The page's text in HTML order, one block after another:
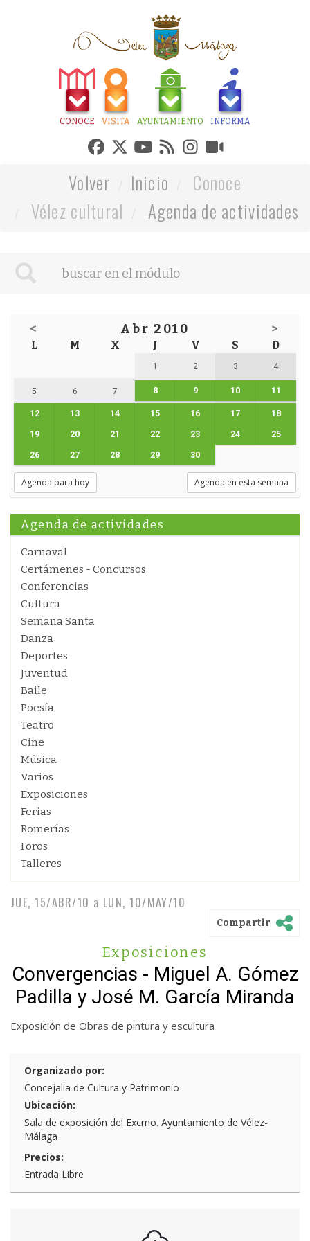
CONOCE VISITA AYUNTAMIENTO INFORMA
Volver Inicio
Conoce
Vélez cultural
Agenda de actividades
< Abr 2010 >
L M X J V S D
1 2 3 4
5 6 7 8 9 10 11
12 13 14 15 16 17 18
19 20 21 22 23 24 25
26 27 28 29 30
Agenda para hoy Agenda en esta semana
Agenda de actividades
Carnaval
Certámenes - Concursos
Conferencias
Cultura
Semana Santa
Danza
Deportes
Juventud
Baile
Poesía
Teatro
Cine
Música
Varios
Exposiciones
Ferias
Romerías
Foros
Talleres
JUE, 15/ABR/10 a LUN, 10/MAY/10
Compartir
Exposiciones
Convergencias - Miguel A. Gómez
Padilla y José M. García Miranda
Exposición de Obras de pintura y escultura
Organizado por:
Concejalía de Cultura y Patrimonio
Ubicación:
Sala de exposición del Excmo. Ayuntamiento de Vélez-
Málaga
Precios:
Entrada Libre